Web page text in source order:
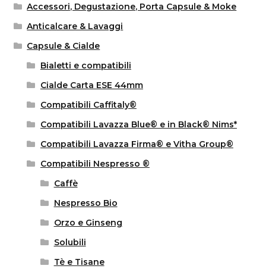
Accessori, Degustazione, Porta Capsule & Moke
Anticalcare & Lavaggi
Capsule & Cialde
Bialetti e compatibili
Cialde Carta ESE 44mm
Compatibili Caffitaly®
Compatibili Lavazza Blue® e in Black® Nims*
Compatibili Lavazza Firma® e Vitha Group®
Compatibili Nespresso ®
Caffè
Nespresso Bio
Orzo e Ginseng
Solubili
Tè e Tisane